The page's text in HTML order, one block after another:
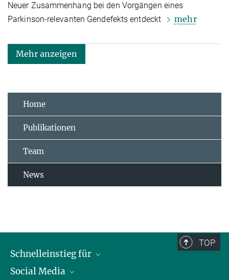
Neuer Zusammenhang bei den Vorgängen eines
Parkinson-relevanten Gendefekts entdeckt
mehr
Mehr anzeigen
Home
Publikationen
Team
News
TOP
Schnelleinstieg für
Journalist*innen
Social Media